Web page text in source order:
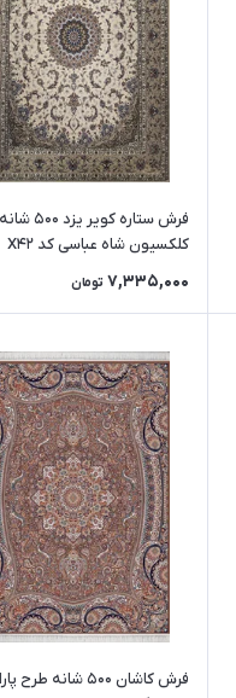
فرش ستاره کویر یزد 500 شانه
کلکسیون شاه عباسی کد X42
(رنگبندی متنوع)
7,335,000 تومان
فرش کاشان 500 شانه